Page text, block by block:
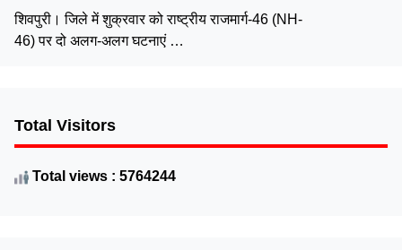
शिवपुरी। जिले में शुक्रवार को राष्ट्रीय राजमार्ग-46 (NH-
46) पर दो अलग-अलग घटनाएं …
Total Visitors
Total views : 5764244